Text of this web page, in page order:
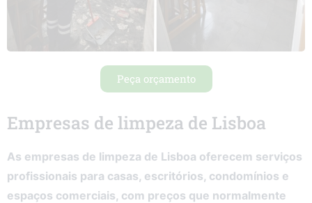
Peça orçamento
Empresas de limpeza de Lisboa
As empresas de limpeza de Lisboa oferecem serviços
profissionais para casas, escritórios, condomínios e
espaços comerciais, com preços que normalmente